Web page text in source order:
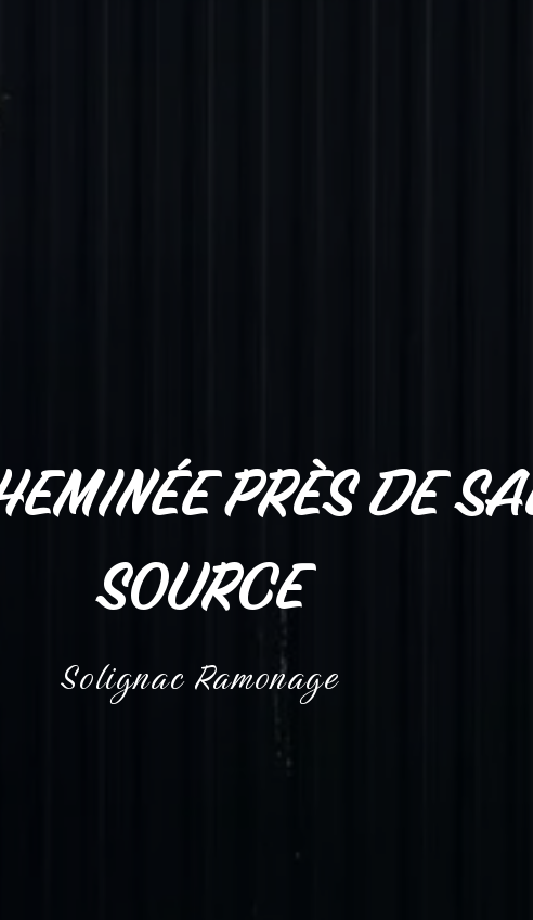
PRÈS DE
SOURCE
Solignac Ramonage